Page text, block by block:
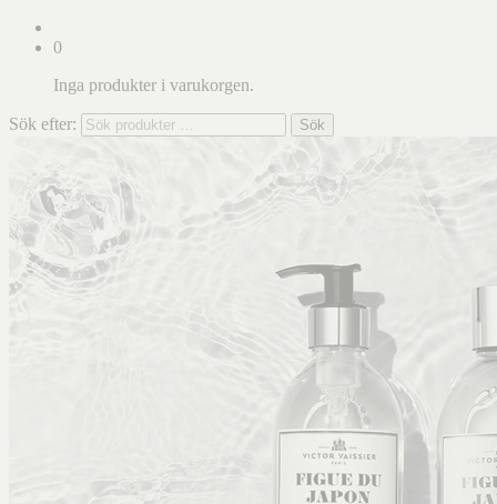
0
Inga produkter i varukorgen.
Sök efter: Sök